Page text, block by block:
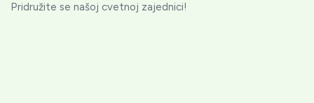
Pridružite se našoj cvetnoj zajednici!